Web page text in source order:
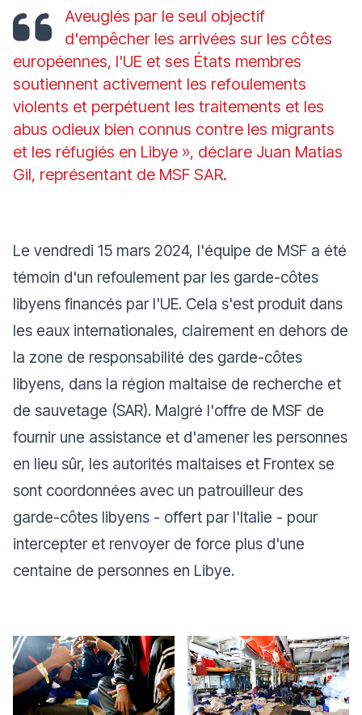
Aveuglés par le seul objectif
d'empêcher les arrivées sur les côtes
européennes, l'UE et ses États membres
soutiennent activement les refoulements
violents et perpétuent les traitements et les
abus odieux bien connus contre les migrants
et les réfugiés en Libye », déclare Juan Matias
Gil, représentant de MSF SAR.
Le vendredi 15 mars 2024, l'équipe de MSF a été
témoin d'un refoulement par les garde-côtes
libyens financés par l'UE. Cela s'est produit dans
les eaux internationales, clairement en dehors de
la zone de responsabilité des garde-côtes
libyens, dans la région maltaise de recherche et
de sauvetage (SAR). Malgré l'offre de MSF de
fournir une assistance et d'amener les personnes
en lieu sûr, les autorités maltaises et Frontex se
sont coordonnées avec un patrouilleur des
garde-côtes libyens - offert par l'Italie - pour
intercepter et renvoyer de force plus d'une
centaine de personnes en Libye.